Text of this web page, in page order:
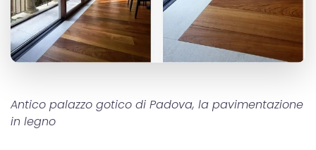
Antico palazzo gotico di Padova, la pavimentazione
in legno